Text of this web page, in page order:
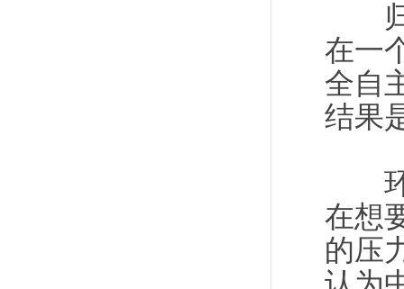
归
在一
全自
结果
环
在想
的压